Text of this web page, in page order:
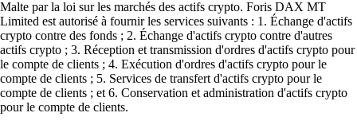
Malte par la loi sur les marchés des actifs crypto. Foris DAX MT
Limited est autorisé à fournir les services suivants : 1. Échange d'actifs
crypto contre des fonds ; 2. Échange d'actifs crypto contre d'autres
actifs crypto ; 3. Réception et transmission d'ordres d'actifs crypto pour
le compte de clients ; 4. Exécution d'ordres d'actifs crypto pour le
compte de clients ; 5. Services de transfert d'actifs crypto pour le
compte de clients ; et 6. Conservation et administration d'actifs crypto
pour le compte de clients.